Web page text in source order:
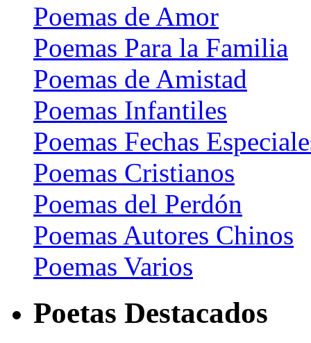
Poemas de Amor
Poemas Para la Familia
Poemas de Amistad
Poemas Infantiles
Poemas Fechas
Poemas Cristianos
Poemas del Perdón
Poemas Autores Chinos
Poemas Varios
Poetas Destacados